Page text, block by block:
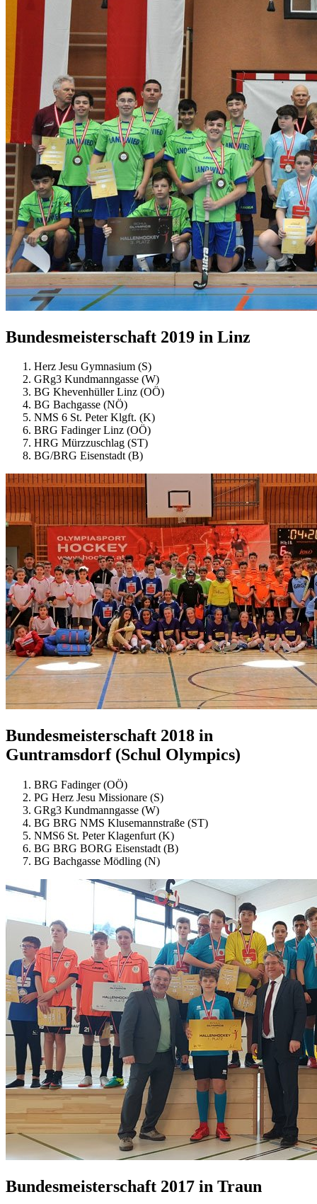
Bundesmeisterschaft 2019 in Linz
Herz Jesu Gymnasium (S)
GRg3 Kundmanngasse (W)
BG Khevenhüller Linz (OÖ)
BG Bachgasse (NÖ)
NMS 6 St. Peter Klgft. (K)
BRG Fadinger Linz (OÖ)
HRG Mürzzuschlag (ST)
BG/BRG Eisenstadt (B)
Bundesmeisterschaft 2018 in
Guntramsdorf (Schul Olympics)
BRG Fadinger (OÖ)
PG Herz Jesu Missionare (S)
GRg3 Kundmanngasse (W)
BG BRG NMS Klusemannstraße (ST)
NMS6 St. Peter Klagenfurt (K)
BG BRG BORG Eisenstadt (B)
BG Bachgasse Mödling (N)
Bundesmeisterschaft 2017 in Traun